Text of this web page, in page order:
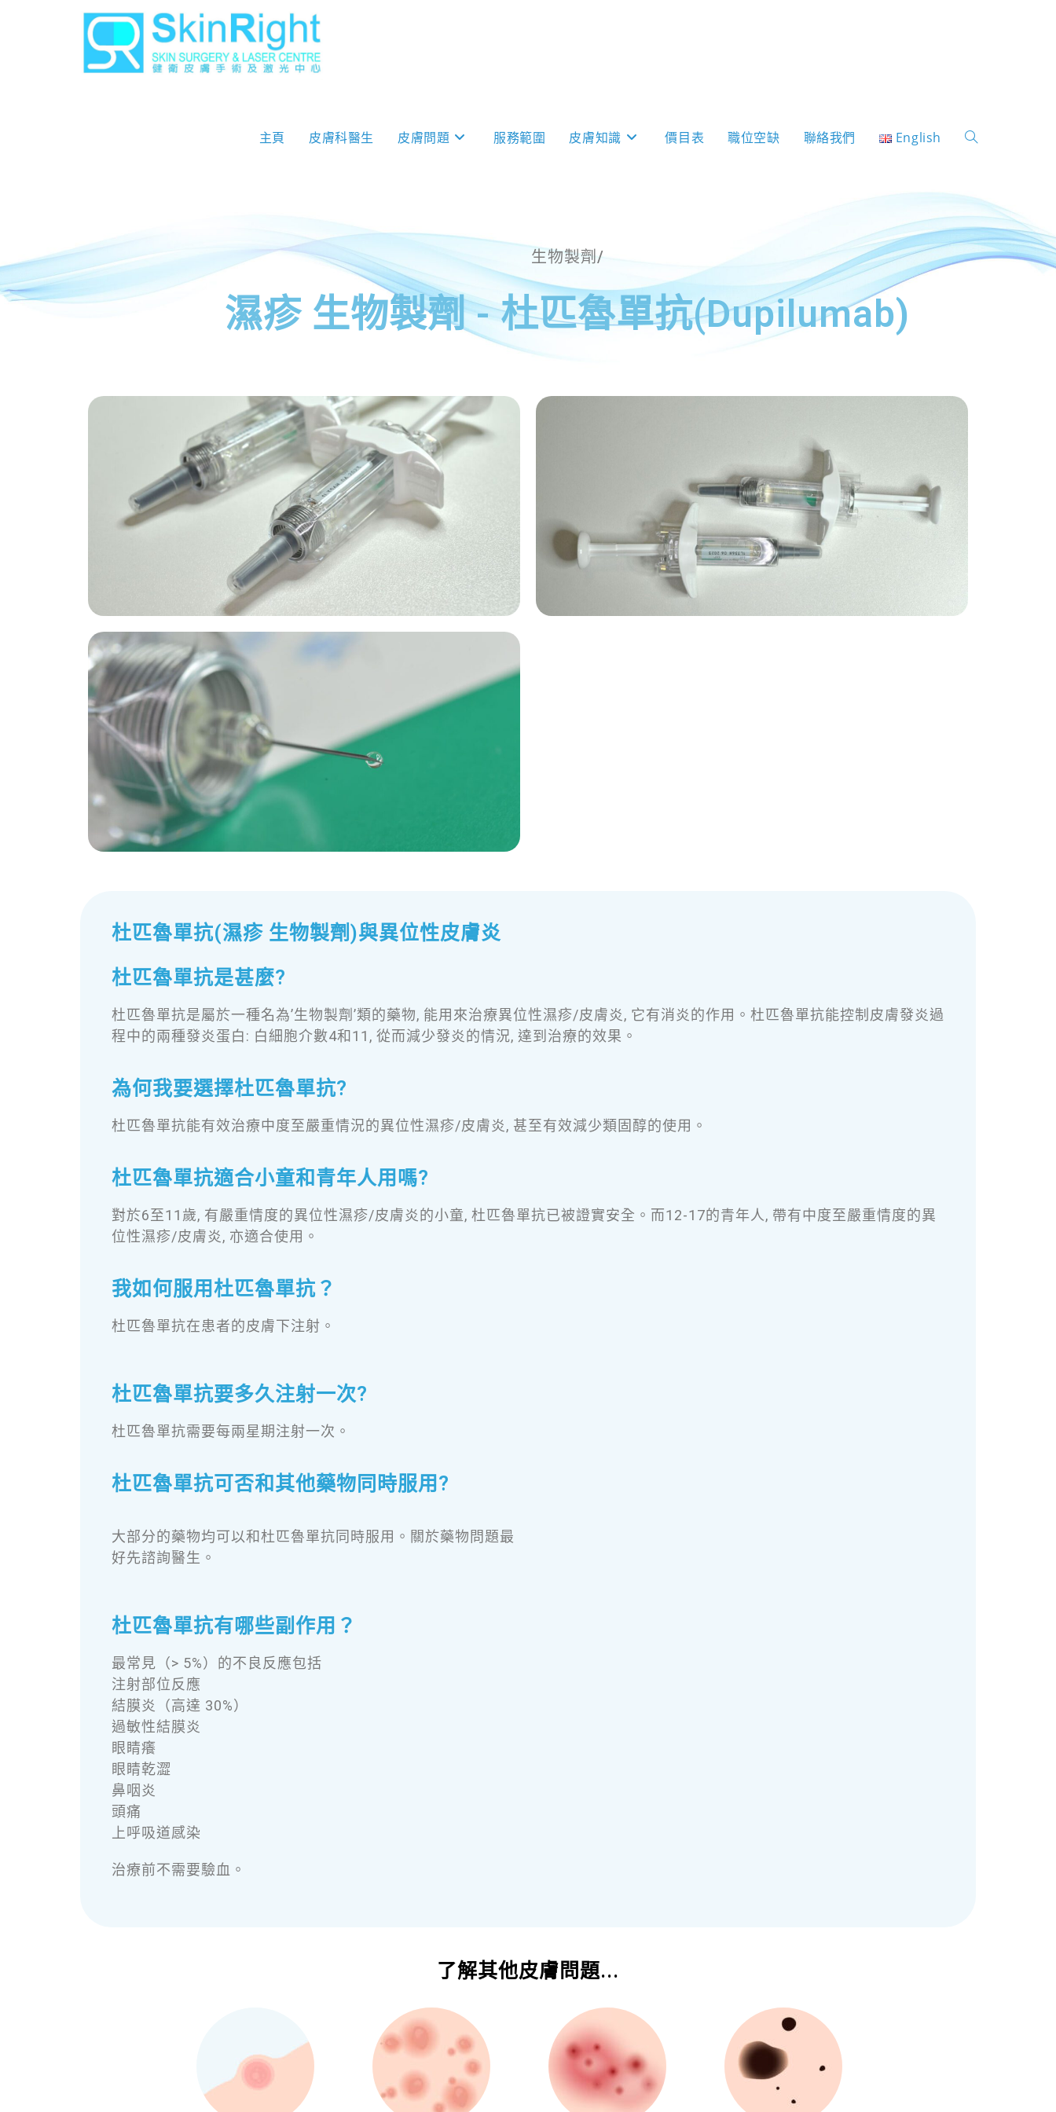
主頁 皮膚科醫生 皮膚問題 服務範圍 皮膚知識 價目表 職位空缺 聯絡我們 English
生物製劑/
濕疹 生物製劑​ - 杜匹魯單抗(Dupilumab)
杜匹魯單抗(濕疹 生物製劑)與異位性皮膚炎
杜匹魯單抗是甚麼?
杜匹魯單抗是屬於一種名為’生物製劑’類的藥物, 能用來治療異位性濕疹/皮膚炎, 它有消炎的作用。杜匹魯單抗能控制皮膚發炎過
程中的兩種發炎蛋白: 白細胞介數4和11, 從而減少發炎的情況, 達到治療的效果。
為何我要選擇杜匹魯單抗?
杜匹魯單抗能有效治療中度至嚴重情況的異位性濕疹/皮膚炎, 甚至有效減少類固醇的使用。
杜匹魯單抗適合小童和青年人用嗎?
對於6至11歲, 有嚴重情度的異位性濕疹/皮膚炎的小童, 杜匹魯單抗已被證實安全。而12-17的青年人, 帶有中度至嚴重情度的異
位性濕疹/皮膚炎, 亦適合使用。
我如何服用杜匹魯單抗？
杜匹魯單抗在患者的皮膚下注射。
杜匹魯單抗要多久注射一次?
杜匹魯單抗需要每兩星期注射一次。
杜匹魯單抗可否和其他藥物同時服用?
大部分的藥物均可以和杜匹魯單抗同時服用。關於藥物問題最
好先諮詢醫生。
杜匹魯單抗有哪些副作用？
最常見（> 5%）的不良反應包括
注射部位反應
結膜炎（高達 30%）
過敏性結膜炎
眼睛癢
眼睛乾澀
鼻咽炎
頭痛
上呼吸道感染
治療前不需要驗血。
了解其他皮膚問題...